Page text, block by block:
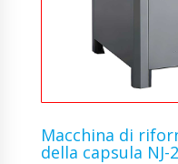
Macchina di
della capsula NJ-